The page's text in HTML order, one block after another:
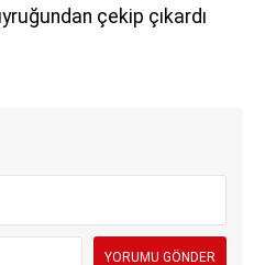
çekip çıkardı